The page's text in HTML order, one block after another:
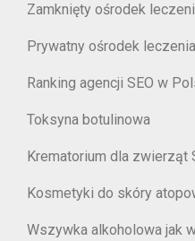
Zamknięty ośrodek
Prywatny ośrodek
Ranking agencji SEO w
Toksyna botulinowa
Krematorium dla zwierząt
Kosmetyki do skóry
Wszywka alkoholowa jak